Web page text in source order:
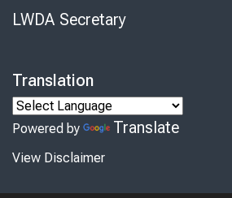
LWDA Secretary
Translation
Powered by Translate
View Disclaimer